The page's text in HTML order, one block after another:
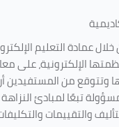
عمادة التعليم
الإلكترونية، على
وتتوقع من المستفيدين
تبعًا لمبادئ النزاهة
والتقييمات